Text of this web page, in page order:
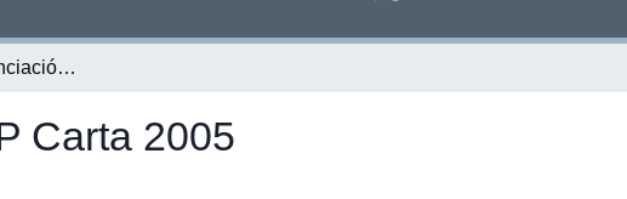
Tutorial georeferenciación de imágenes HYMAP Carta 2005
Carta 2005